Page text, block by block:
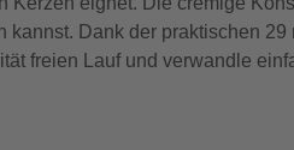
Dank der praktischen
freien Lauf und verwandle